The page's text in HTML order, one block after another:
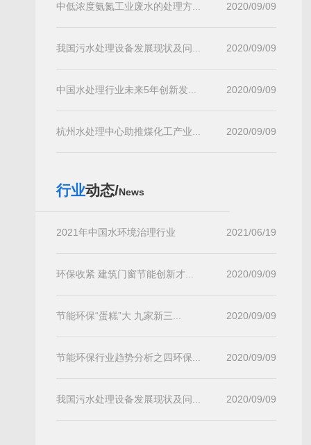
中低浓度氨氮工业废水的处理方... 2020/09/09
我国污水处理设备发展现状及问... 2020/09/09
中国水处理行业未来5年创新发... 2020/09/09
杭州水处理中心助推煤化工产业... 2020/09/09
行业动态/News
2021年中国水环境治理行业 2021/06/19
环保收紧 建筑门窗节能创新才... 2020/09/09
节能环保“蛋糕”大 九家新三... 2020/09/09
节能环保行业趋势分析之四环保... 2020/09/09
我国污水处理设备发展现状及问... 2020/09/09